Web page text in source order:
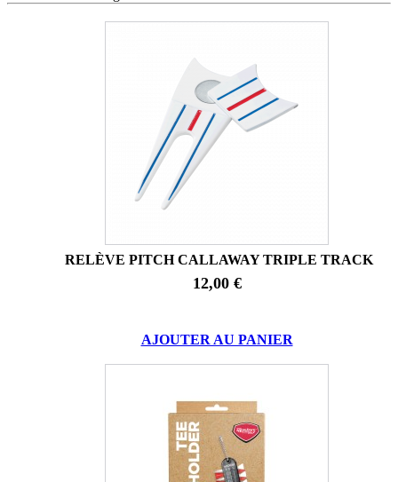
RELÈVE PITCH CALLAWAY TRIPLE TRACK
12,00 €
AJOUTER AU PANIER